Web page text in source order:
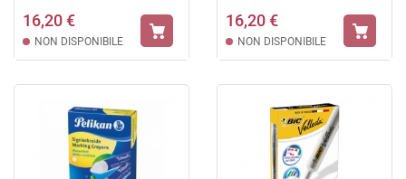
16,20 €
NON DISPONIBILE
16,20 €
NON DISPONIBILE